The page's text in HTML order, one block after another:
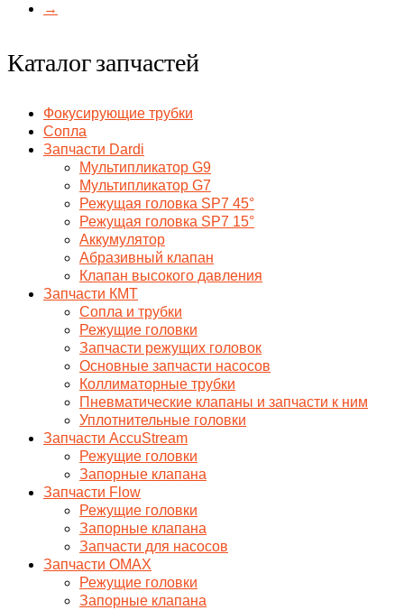
→
Каталог запчастей
Фокусирующие трубки
Сопла
Запчасти Dardi
Мультипликатор G9
Мультипликатор G7
Режущая головка SP7 45°
Режущая головка SP7 15°
Аккумулятор
Абразивный клапан
Клапан высокого давления
Запчасти КМТ
Сопла и трубки
Режущие головки
Запчасти режущих головок
Основные запчасти насосов
Коллиматорные трубки
Пневматические клапаны и запчасти к ним
Уплотнительные головки
Запчасти AccuStream
Режущие головки
Запорные клапана
Запчасти Flow
Режущие головки
Запорные клапана
Запчасти для насосов
Запчасти OMAX
Режущие головки
Запорные клапана